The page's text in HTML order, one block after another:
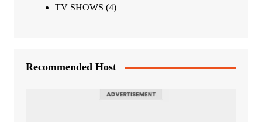
TV SHOWS (4)
Recommended Host